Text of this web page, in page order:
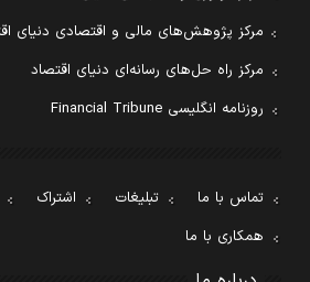
مرکز پژوهش‌های مالی و اقتصادی دنیای
مرکز راه حل‌های رسانه‌ای دنیای اقتصاد
روزنامه انگلیسی Financial Tribune
تماس با ما تبلیغات اشتراک
همکاری با ما